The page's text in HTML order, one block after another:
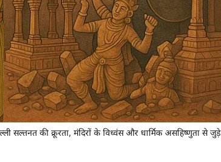
सल्तनत की क्रूरता, मंदिरों के विध्वंस और धार्मिक असहिष्णुता से जुड़े